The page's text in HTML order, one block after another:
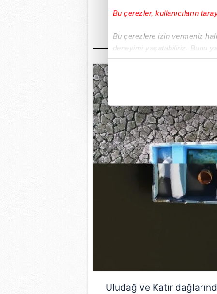
Bu çerezler, kullanıcıların
Bu çerezlere izin vermeniz
deneyimi yaşatabiliriz. Bunu
içerikleri sunabilmek adına
Her halükârda, kullanıcılar,
Sizlere daha iyi bir hizmet
çerezler vasıtasıyla çeşitli
amacıyla kullanılmaktadır.
reklam/pazarlama faaliyetlerinin
Çerezlere ilişkin tercihlerinizi
butonuna tıklayabilir,
Çerez
6698 sayılı Kişisel Verilerin
mevzuata uygun olarak
GÜNÜN EN
Uludağ ve Katır